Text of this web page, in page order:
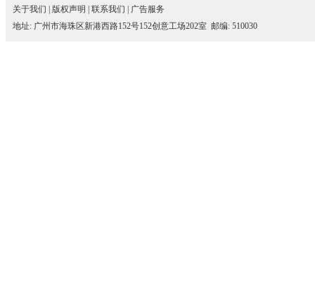
关于我们 版权声明 联系我们
广告服务
地址: 广州市海珠区新港西路152号152创意工场202室 邮编: 510030